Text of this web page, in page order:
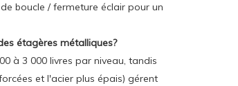
boucle / fermeture éclair pour un
étagères métalliques?
à 3 000 livres par niveau, tandis
et l'acier plus épais) gérent